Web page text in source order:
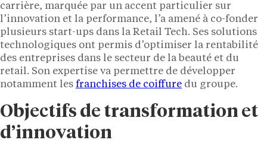
carrière, marquée par un accent particulier sur
l’innovation et la performance, l’a amené à co-fonder
plusieurs start-ups dans la Retail Tech. Ses solutions
technologiques ont permis d’optimiser la rentabilité
des entreprises dans le secteur de la beauté et du
retail. Son expertise va permettre de développer
notamment les franchises de coiffure du groupe.
Objectifs de transformation et
d’innovation